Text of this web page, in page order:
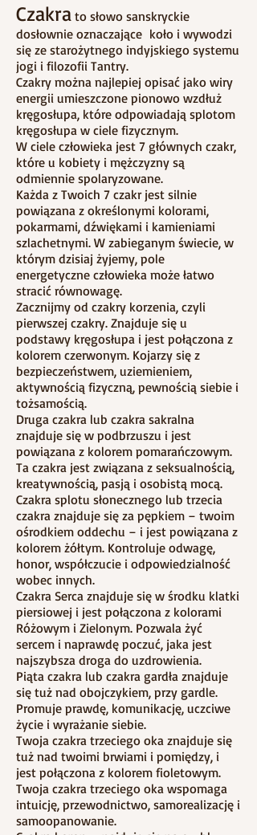
Czakra to słowo sanskryckie
dosłownie oznaczające koło i wywodzi
się ze starożytnego indyjskiego systemu
jogi i filozofii Tantry.
Czakry można najlepiej opisać jako wiry
energii umieszczone pionowo wzdłuż
kręgosłupa, które odpowiadają splotom
kręgosłupa w ciele fizycznym.
W ciele człowieka jest 7 głównych czakr,
które u kobiety i mężczyzny są
odmiennie spolaryzowane.
Każda z Twoich 7 czakr jest silnie
powiązana z określonymi kolorami,
pokarmami, dźwiękami i kamieniami
szlachetnymi. W zabieganym świecie, w
którym dzisiaj żyjemy, pole
energetyczne człowieka może łatwo
stracić równowagę.
Zacznijmy od czakry korzenia, czyli
pierwszej czakry. Znajduje się u
podstawy kręgosłupa i jest połączona z
kolorem czerwonym. Kojarzy się z
bezpieczeństwem, uziemieniem,
aktywnością fizyczną, pewnością siebie i
tożsamością.
Druga czakra lub czakra sakralna
znajduje się w podbrzuszu i jest
powiązana z kolorem pomarańczowym.
Ta czakra jest związana z seksualnością,
kreatywnością, pasją i osobistą mocą.
Czakra splotu słonecznego lub trzecia
czakra znajduje się za pępkiem – twoim
ośrodkiem oddechu – i jest powiązana z
kolorem żółtym. Kontroluje odwagę,
honor, współczucie i odpowiedzialność
wobec innych.
Czakra Serca znajduje się w środku klatki
piersiowej i jest połączona z kolorami
Różowym i Zielonym. Pozwala żyć
sercem i naprawdę poczuć, jaka jest
najszybsza droga do uzdrowienia.
Piąta czakra lub czakra gardła znajduje
się tuż nad obojczykiem, przy gardle.
Promuje prawdę, komunikację, uczciwe
życie i wyrażanie siebie.
Twoja czakra trzeciego oka znajduje się
tuż nad twoimi brwiami i pomiędzy, i
jest połączona z kolorem fioletowym.
Twoja czakra trzeciego oka wspomaga
intuicję, przewodnictwo, samorealizację i
samoopanowanie.